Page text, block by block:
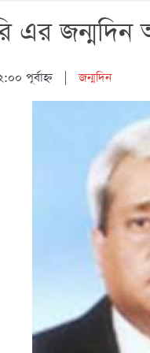
এর
পূর্বাহ্ন|জন্মদিন